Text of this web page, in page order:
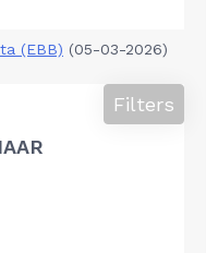
(EBB) (05-03-2026)
Filters